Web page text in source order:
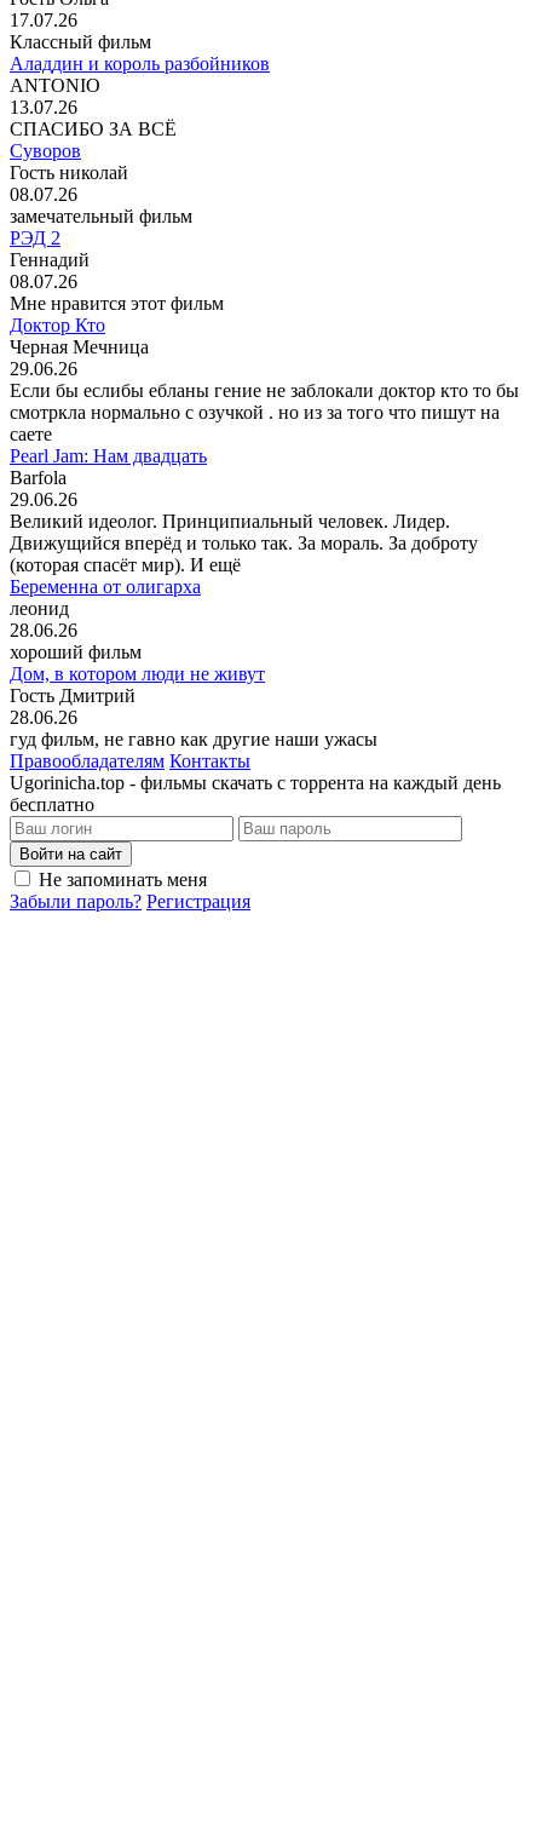
17.07.26
Классный фильм
Аладдин и король разбойников
ANTONIO
13.07.26
СПАСИБО ЗА ВСЁ
Суворов
Гость николай
08.07.26
замечательный фильм
РЭД 2
Геннадий
08.07.26
Мне нравится этот фильм
Доктор Кто
Черная Мечница
29.06.26
Если бы еслибы ебланы гение не заблокали доктор кто то бы
смотркла нормально с озучкой . но из за того что пишут на
саете
Pearl Jam: Нам двадцать
Barfola
29.06.26
Великий идеолог. Принципиальный человек. Лидер.
Движущийся вперёд и только так. За мораль. За доброту
(которая спасёт мир). И ещё
Беременна от олигарха
леонид
28.06.26
хороший фильм
Дом, в котором люди не живут
Гость Дмитрий
28.06.26
гуд фильм, не гавно как другие наши ужасы
Правообладателям Контакты
Ugorinicha.top - фильмы скачать с торрента на каждый день
бесплатно
Войти на сайт
Не запоминать меня
Забыли пароль? Регистрация